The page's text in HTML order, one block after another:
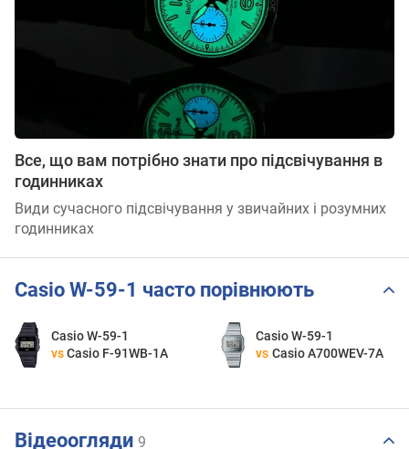
Все, що вам потрібно знати про підсвічування в
годинниках
Види сучасного підсвічування у звичайних і розумних
годинниках
Casio W-59-1 часто порівнюють
Casio W-59-1
vs Casio F-91WB-1A
Casio W-59-1
vs Casio A700WEV-7A
Відеоогляди 9